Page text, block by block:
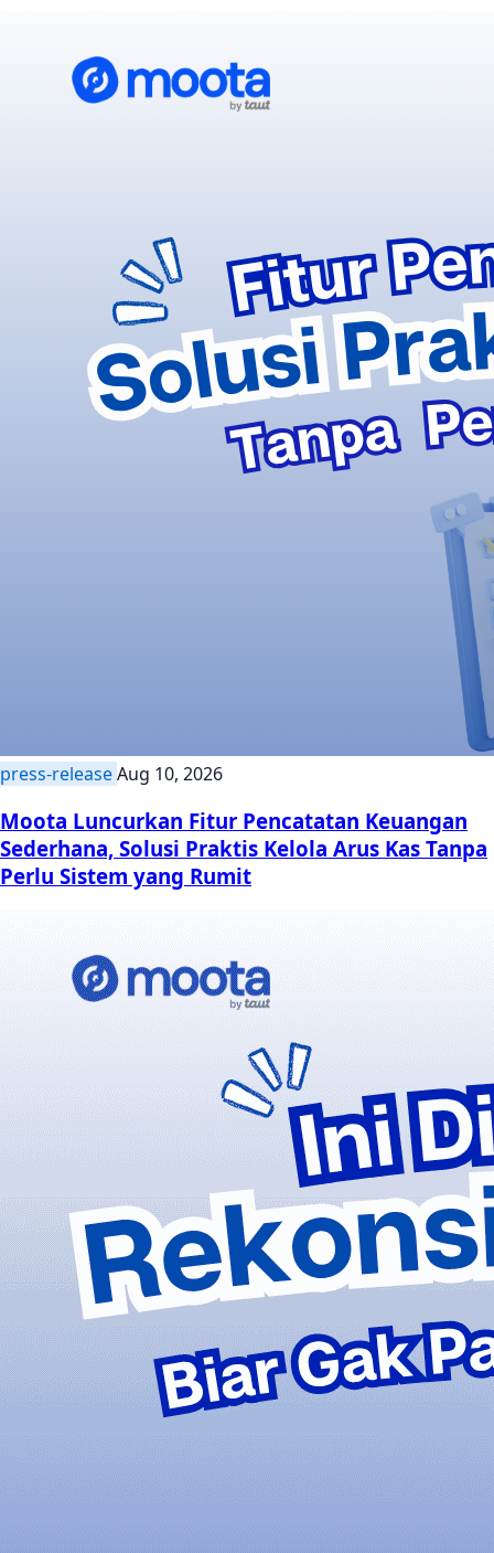
press-releaseAug 10, 2026
Moota Luncurkan Fitur Pencatatan Keuangan
Sederhana, Solusi Praktis Kelola Arus Kas Tanpa
Perlu Sistem yang Rumit